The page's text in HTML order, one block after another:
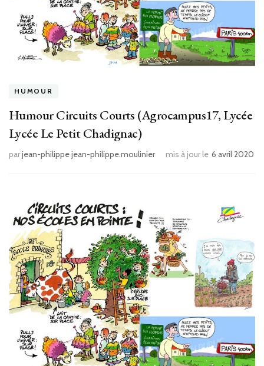
HUMOUR
Humour Circuits Courts (Agrocampus17, Lycée
Lycée Le Petit Chadignac)
parjean-philippe jean-philippe.moulinier mis à jour le 6 avril 2020